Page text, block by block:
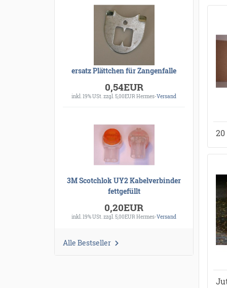
ersatz Plättchen für Zangenfalle
0,54EUR
inkl. 19% USt. zzgl. 5,00EUR Hermes-Versand
3M Scotchlok UY2 Kabelverbinder
fettgefüllt
0,20EUR
inkl. 19% USt.zzgl. 5,00EUR Hermes-Versand
Alle Bestseller